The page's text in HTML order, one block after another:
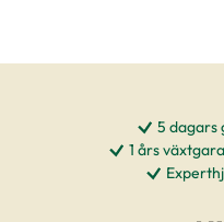
5 dagars
1 års